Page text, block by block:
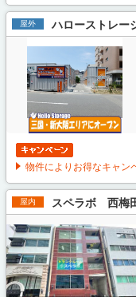
屋外 ハローストレー
物件によりお得なキャン
屋内 スペラボ 西梅